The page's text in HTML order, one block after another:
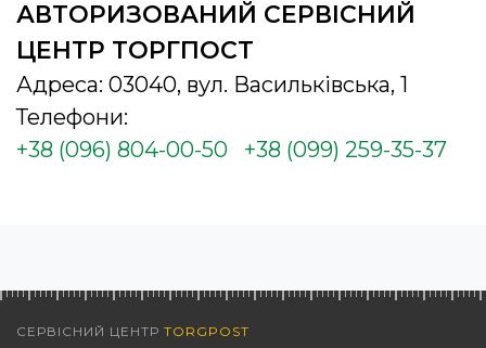
АВТОРИЗОВАНИЙ СЕРВІСНИЙ
ЦЕНТР ТОРГПОСТ
Адреса: 03040, вул. Васильківська, 1
Телефони:
+38 (096) 804-00-50
+38 (099) 259-35-37
СЕРВІСНИЙ ЦЕНТР TORGPOST